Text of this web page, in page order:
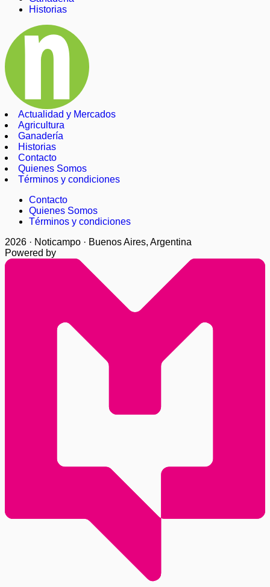
Historias
Actualidad y Mercados
Agricultura
Ganadería
Historias
Contacto
Quienes Somos
Términos y condiciones
Contacto
Quienes Somos
Términos y condiciones
2026 · Noticampo · Buenos Aires, Argentina
Powered by